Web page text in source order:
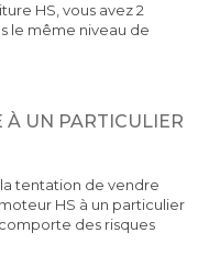
HS, vous avez 2
le même niveau de
À UN PARTICULIER
tentation de vendre
HS à un particulier
des risques